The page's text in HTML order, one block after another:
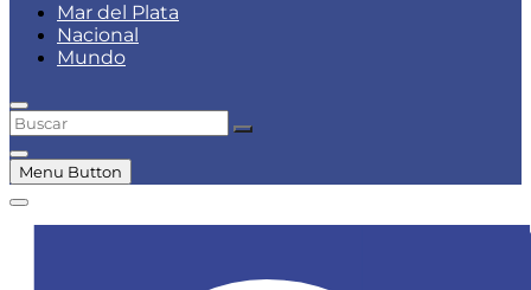
Mar del Plata
Nacional
Mundo
Buscar
Menu Button